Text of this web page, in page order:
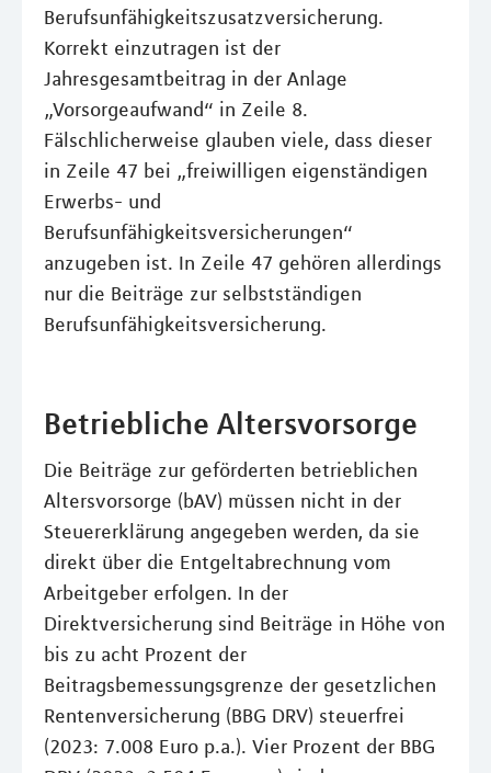
Berufsunfähigkeitszusatzversicherung.
Korrekt einzutragen ist der
Jahresgesamtbeitrag in der Anlage
„Vorsorgeaufwand“ in Zeile 8.
Fälschlicherweise glauben viele, dass dieser
in Zeile 47 bei „freiwilligen eigenständigen
Erwerbs- und
Berufsunfähigkeitsversicherungen“
anzugeben ist. In Zeile 47 gehören allerdings
nur die Beiträge zur selbstständigen
Berufsunfähigkeitsversicherung.
Betriebliche Altersvorsorge
Die Beiträge zur geförderten betrieblichen
Altersvorsorge (bAV) müssen nicht in der
Steuererklärung angegeben werden, da sie
direkt über die Entgeltabrechnung vom
Arbeitgeber erfolgen. In der
Direktversicherung sind Beiträge in Höhe von
bis zu acht Prozent der
Beitragsbemessungsgrenze der gesetzlichen
Rentenversicherung (BBG DRV) steuerfrei
(2023: 7.008 Euro p.a.). Vier Prozent der BBG